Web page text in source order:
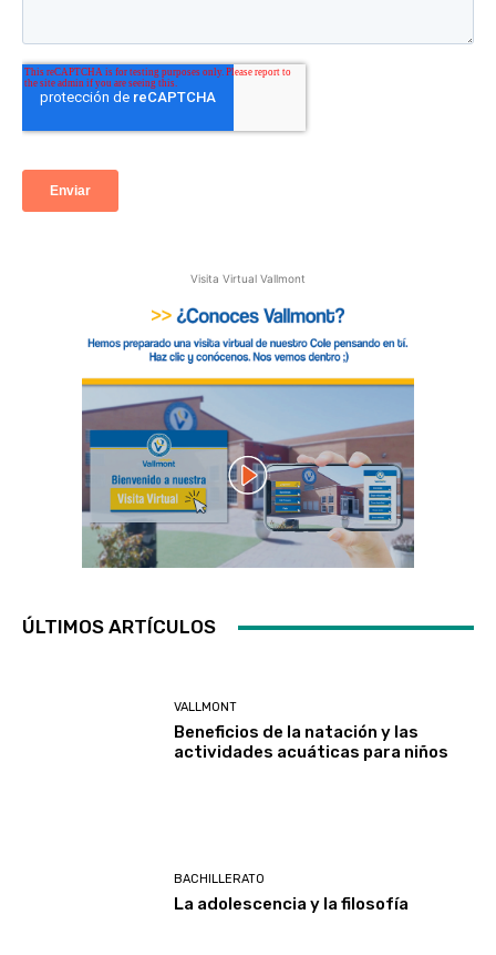
Visita Virtual Vallmont
ÚLTIMOS ARTÍCULOS
VALLMONT
Beneficios de la natación y las
actividades acuáticas para niños
BACHILLERATO
La adolescencia y la filosofía